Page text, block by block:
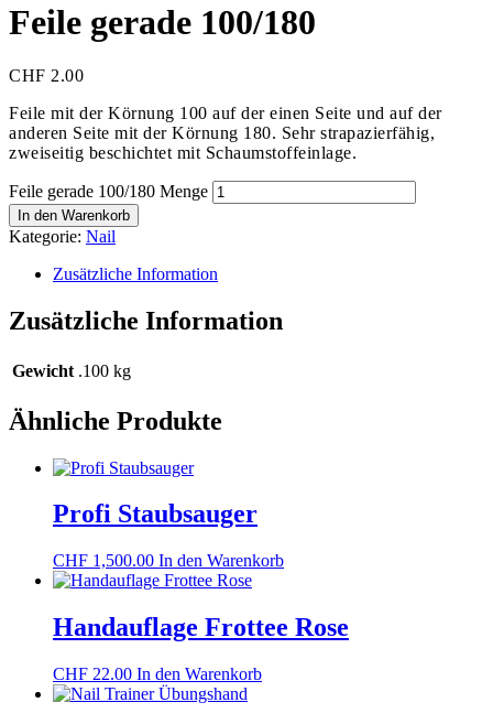
Feile gerade 100/180
CHF 2.00
Feile mit der Körnung 100 auf der einen Seite und auf der
anderen Seite mit der Körnung 180. Sehr strapazierfähig,
zweiseitig beschichtet mit Schaumstoffeinlage.
Feile gerade 100/180 Menge
In den Warenkorb
Kategorie: Nail
Zusätzliche Information
Zusätzliche Information
Gewicht .100 kg
Ähnliche Produkte
Profi Staubsauger
CHF 1,500.00 In den Warenkorb
Handauflage Frottee Rose
CHF 22.00 In den Warenkorb